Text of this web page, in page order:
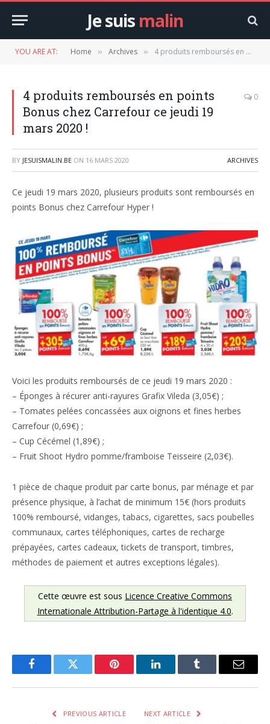
Je suis malin
YOU ARE AT: Home » Archives » 4 produits remboursés en points Bonus chez Carrefour ce jeudi 19 mars 2020 !
4 produits remboursés en points
Bonus chez Carrefour ce jeudi 19
mars 2020 !
0
BY JESUISMALIN.BE ON 16 MARS 2020 ARCHIVES
Ce jeudi 19 mars 2020, plusieurs produits sont remboursés en
points Bonus chez Carrefour Hyper !
Voici les produits remboursés de ce jeudi 19 mars 2020 :
– Éponges à récurer anti-rayures Grafix Vileda (3,05€) ;
– Tomates pelées concassées aux oignons et fines herbes
Carrefour (0,69€) ;
– Cup Cécémel (1,89€) ;
– Fruit Shoot Hydro pomme/framboise Teisseire (2,03€).
1 pièce de chaque produit par carte bonus, par ménage et par
présence physique, à l’achat de minimum 15€ (hors produits
100% remboursé, vidanges, tabacs, cigarettes, sacs poubelles
communaux, cartes téléphoniques, cartes de recharge
prépayées, cartes cadeaux, tickets de transport, timbres,
méthodes de paiement et autres exceptions légales).
Cette œuvre est sous Licence Creative Commons
Internationale Attribution-Partage à l'identique 4.0.
FacebookTwitter Pinterest LinkedInTumblr Email
PREVIOUS ARTICLE NEXT ARTICLE